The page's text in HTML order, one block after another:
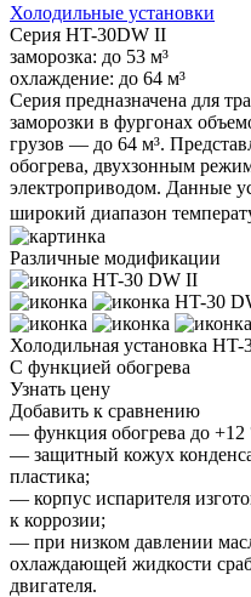
Холодильные установки
Серия HT-30DW II
заморозка: до 53 м³
охлаждение: до 64 м³
Серия предназначена для
заморозки в фургонах
грузов — до 64 м³.
обогрева, двухзонным
электроприводом. Данные
широкий диапазон
Различные модификации
HT-30 DW II
HT-30
Холодильная установка HT-
С функцией обогрева
Узнать цену
Добавить к сравнению
— функция обогрева до +12
— защитный кожух
пластика;
— корпус испарителя
к коррозии;
— при низком давлении
охлаждающей жидкости
двигателя.